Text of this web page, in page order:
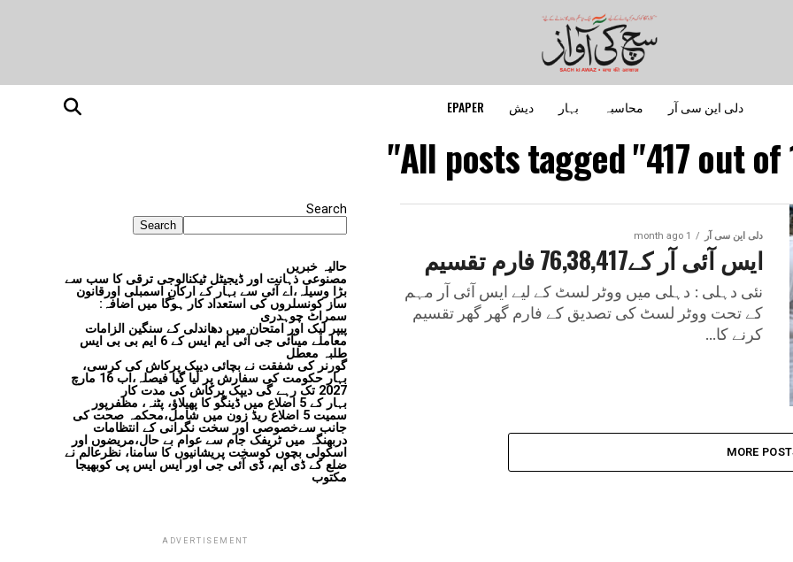
دلی این سی آر محاسبہ بہار دیش EPAPER
All posts tagged "417 out of
دلی این سی آر 1 month ago
ایس آئی آر کے76,38,417 فارم تقسیم
نئی دہلی : دہلی میں ووٹر لسٹ کے لیے ایس آئی آر مہم
کے تحت ووٹر لسٹ کی تصدیق کے فارم گھر گھر تقسیم
کرنے کا...
MORE
Search
Search
حالیہ خبریں
مصنوعی ذہانت اور ڈیجیٹل ٹیکنالوجی ترقی کا سب سے
بڑا وسیلہ،اے آئی سے بہار کے ارکانِ اسمبلی اورقانون
ساز کونسلروں کی استعداد کار ہوگا میں اضافہ:
سمراٹ چوہدری
پیپر لیک اور امتحان میں دھاندلی کے سنگین الزامات
معاملے میںآئی جی آئی ایم ایس کے 6 ایم بی بی ایس
طلبہ معطل
گورنر کی شفقت نے بچائی دیپک پرکاش کی کرسی،
بہار حکومت کی سفارش پر لیا گیا فیصلہ،اب 16 مارچ
2027 تک رہے گی دیپک پرکاش کی مدت کار
بہار کے 5 اضلاع میں ڈینگو کا پھیلاؤ، پٹنہ، مظفرپور
سمیت 5 اضلاع ریڈ زون میں شامل،محکمہ صحت کی
جانب سےخصوصی اور سخت نگرانی کے انتظامات
دربھنگہ میں ٹریفک جام سے عوام بے حال،مریضوں اور
اسکولی بچوں کوسخت پریشانیوں کا سامنا، نظرعالم نے
ضلع کے ڈی ایم، ڈی آئی جی اور ایس ایس پی کوبھیجا
مکتوب
ADVERTISEMENT